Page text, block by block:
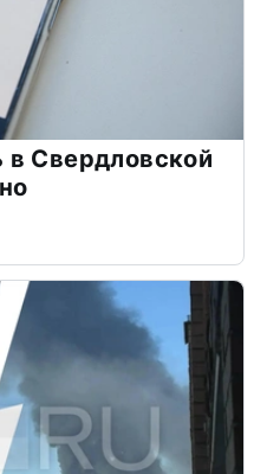
в Свердловской